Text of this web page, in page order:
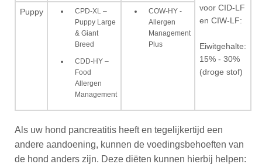
voor CID-LF
en CIW-LF:
Eiwitgehalte:
15% - 30%
(droge stof)
Puppy
CPD-XL –
Puppy Large
& Giant
Breed
CDD-HY –
Food
Allergen
Management
COW-HY -
Allergen
Management
Plus
Als uw hond pancreatitis heeft en tegelijkertijd een
andere aandoening, kunnen de voedingsbehoeften van
de hond anders zijn. Deze diëten kunnen hierbij helpen: